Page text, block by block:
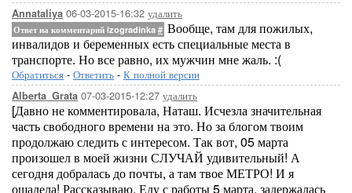
Annataliya 06-03-2015-16:32 удалить
Ответ на комментарий izogradinka # Вообще, там для пожилых,
инвалидов и беременных есть специальные места в
транспорте. Но все равно, их мужчин мне жаль. :(
Обратиться - Ответить - К полной версии
Alberta_Grata 07-03-2015-12:27 удалить
[Давно не комментировала, Наташ. Исчезла значительная
часть свободного времени на это. Но за блогом твоим
продолжаю следить с интересом. Так вот, 05 марта
произошел в моей жизни СЛУЧАЙ удивительный! А
сегодня добралась до почты, а там твое МЕТРО! И я
ошалела! Рассказываю. Еду с работы 5 марта, задержалась